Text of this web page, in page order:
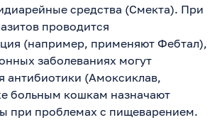
средства (Смекта). При
проводится
(например, применяют Фебтал),
заболеваниях могут
антибиотики (Амоксиклав,
больным кошкам назначают
при проблемах с пищеварением.